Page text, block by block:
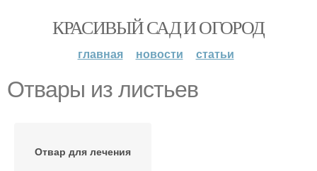
КРАСИВЫЙ САД И ОГОРОД
главная новости статьи
Отвары из листьев
Отвар для лечения